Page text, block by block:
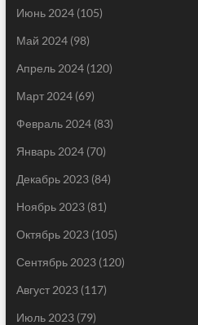
Июнь 2024(105)
Май 2024(98)
Апрель 2024(120)
Март 2024(69)
Февраль 2024(83)
Январь 2024(70)
Декабрь 2023(84)
Ноябрь 2023(81)
Октябрь 2023(105)
Сентябрь 2023(120)
Август 2023(117)
Июль 2023(79)